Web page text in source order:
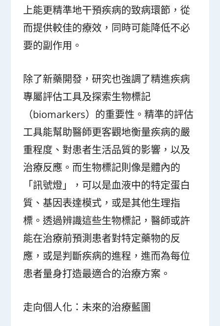
上能更精準地干預疾病的致病環節，從
而提供較佳的療效，同時可能降低不必
要的副作用。
除了新藥開發，研究也強調了精進疾病
專屬評估工具及探索生物標記
（biomarkers）的重要性。精準的評估
工具能幫助醫師更客觀地衡量疾病的嚴
重程度、對患者生活品質的影響，以及
治療反應。而生物標記則像是體內的
「訊號燈」，可以是血液中的特定蛋白
質、基因表達模式，或是其他生理指
標。透過辨識這些生物標記，醫師或許
能在治療前預測患者對特定藥物的反
應，或是判斷疾病的進程，進而為每位
患者量身打造最適合的治療方案。
走向個人化：未來的治療藍圖